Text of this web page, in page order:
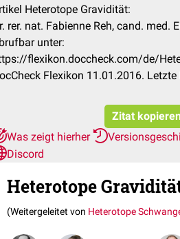
Heterotope Gravidität:
rer. nat. Fabienne Reh, cand. med.
unter:
flexikon.doccheck.com/de/
Flexikon 11.01.2016.
Zitat
Was zeigt hierher
Discord
Heterotope
(Weitergeleitet von Heterotope